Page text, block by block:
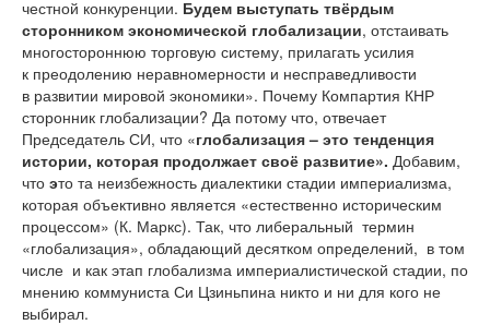
честной конкуренции. Будем выступать твёрдым
сторонником экономической глобализации, отстаивать
многостороннюю торговую систему, прилагать усилия
к преодолению неравномерности и несправедливости
в развитии мировой экономики». Почему Компартия КНР
сторонник глобализации? Да потому что, отвечает
Председатель СИ, что «глобализация – это тенденция
истории, которая продолжает своё развитие». Добавим,
что это та неизбежность диалектики стадии империализма,
которая объективно является «естественно историческим
процессом» (К. Маркс). Так, что либеральный термин
«глобализация», обладающий десятком определений, в том
числе и как этап глобализма империалистической стадии, по
мнению коммуниста Си Цзиньпина никто и ни для кого не
выбирал.